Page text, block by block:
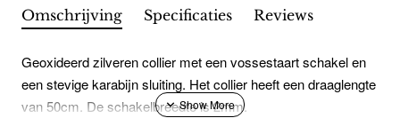
Omschrijving Specificaties Reviews
Geoxideerd zilveren collier met een vossestaart schakel en
een stevige karabijn sluiting. Het collier heeft een draaglengte
van 50cm. De schakelbreedte is 2mm.